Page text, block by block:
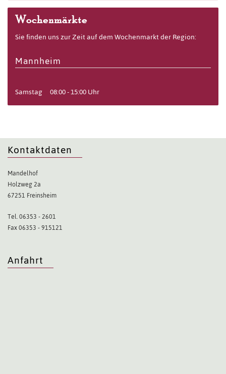
Wochenmärkte
Sie finden uns zur Zeit auf dem Wochenmarkt der Region:
Mannheim
Samstag 08:00 - 15:00 Uhr
Kontaktdaten
Mandelhof
Holzweg 2a
67251 Freinsheim
Tel. 06353 - 2601
Fax 06353 - 915121
Anfahrt